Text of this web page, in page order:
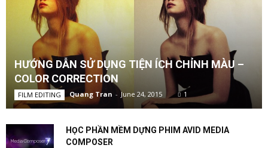
HƯỚNG DẪN SỬ DỤNG TIỆN ÍCH CHỈNH MÀU –
COLOR CORRECTION
FILM EDITING Quang Tran - June 24, 2015 1
HỌC PHẦN MỀM DỰNG PHIM AVID MEDIA
COMPOSER